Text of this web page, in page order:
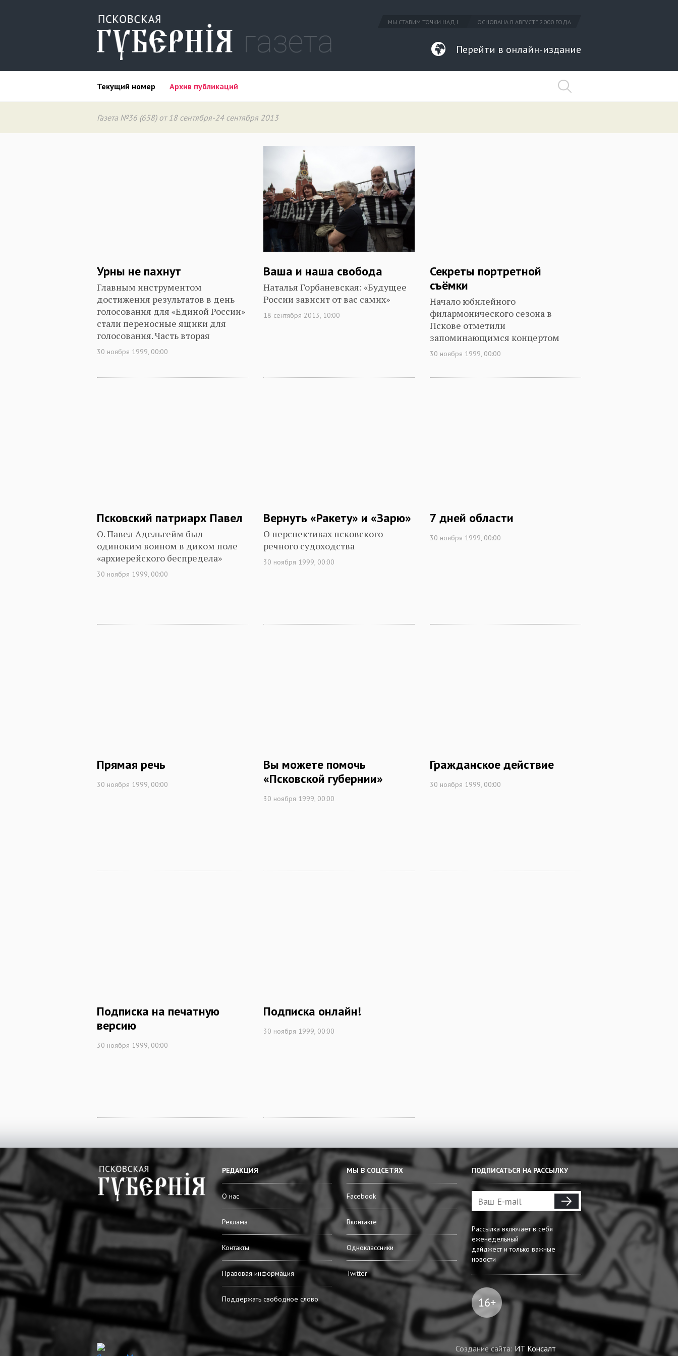
МЫ СТАВИМ ТОЧКИ НАД I ОСНОВАНА В АВГУСТЕ 2000 ГОДА
Перейти в онлайн-издание
Текущий номер Архив публикаций
Газета №36 (658) от 18 сентября-24 сентября 2013
Урны не пахнут
Главным инструментом
достижения результатов в день
голосования для «Единой России»
стали переносные ящики для
голосования. Часть вторая
30 ноября 1999, 00:00
Ваша и наша свобода
Наталья Горбаневская: «Будущее
России зависит от вас самих»
18 сентября 2013, 10:00
Секреты портретной
съёмки
Начало юбилейного
филармонического сезона в
Пскове отметили
запоминающимся концертом
30 ноября 1999, 00:00
Псковский патриарх Павел
О. Павел Адельгейм был
одиноким воином в диком поле
«архиерейского беспредела»
30 ноября 1999, 00:00
Вернуть «Ракету» и «Зарю»
О перспективах псковского
речного судоходства
30 ноября 1999, 00:00
7 дней области
30 ноября 1999, 00:00
Прямая речь
30 ноября 1999, 00:00
Вы можете помочь
«Псковской губернии»
30 ноября 1999, 00:00
Гражданское действие
30 ноября 1999, 00:00
Подписка на печатную
версию
30 ноября 1999, 00:00
Подписка онлайн!
30 ноября 1999, 00:00
РЕДАКЦИЯ
О нас
Реклама
Контакты
Правовая информация
Поддержать свободное слово
МЫ В СОЦСЕТЯХ
Facebook
Вконтакте
Одноклассники
Twitter
ПОДПИСАТЬСЯ НА РАССЫЛКУ
Рассылка включает в себя
еженедельный
дайджест и только важные
новости
Создание сайта: ИТ Консалт